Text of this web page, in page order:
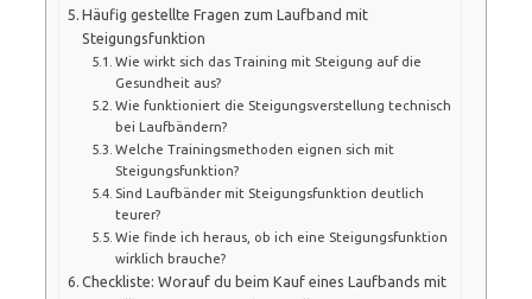
Häufig gestellte Fragen zum Laufband mit
Steigungsfunktion
Wie wirkt sich das Training mit Steigung auf die
Gesundheit aus?
Wie funktioniert die Steigungsverstellung technisch
bei Laufbändern?
Welche Trainingsmethoden eignen sich mit
Steigungsfunktion?
Sind Laufbänder mit Steigungsfunktion deutlich
teurer?
Wie finde ich heraus, ob ich eine Steigungsfunktion
wirklich brauche?
Checkliste: Worauf du beim Kauf eines Laufbands mit